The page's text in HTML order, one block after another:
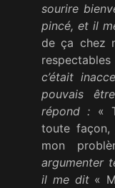
sourire
pincé, et il
de ça chez
c’était
pouvais
répond : «
toute façon,
mon
argumenter
il me dit «